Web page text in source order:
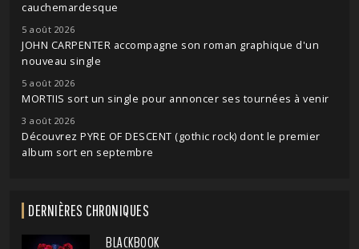
cauchemardesque
5 août 2026
JOHN CARPENTER accompagne son roman graphique d'un
nouveau single
5 août 2026
MORTIIS sort un single pour annoncer ses tournées à venir
3 août 2026
Découvrez PYRE OF DESCENT (gothic rock) dont le premier
album sort en septembre
DERNIÈRES CHRONIQUES
BLACKBOOK